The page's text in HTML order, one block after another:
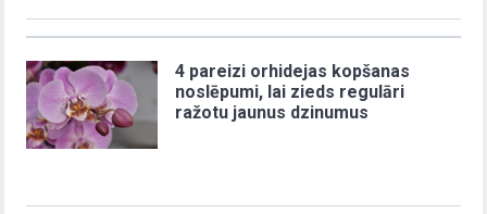
4 pareizi orhidejas kopšanas
noslēpumi, lai zieds regulāri
ražotu jaunus dzinumus